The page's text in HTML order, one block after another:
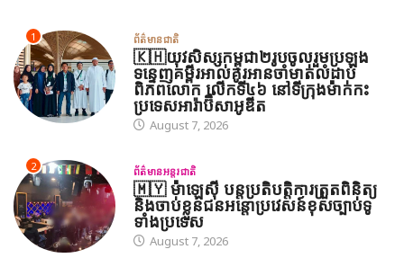
1 ព័ត៌មានជាតិ
🇰🇭យុវសិស្សកម្ពុជា២រូបចូលរួមប្រឡង
ទន្ទេញគម្ពីរអាល់គូរអានចាំមាត់លំដាប់
ពិភពលោក លើកទី៤៦ នៅទីក្រុងម៉ាក់កះ
ប្រទេសអារ៉ាប៊ីសាអូឌីត
August 7, 2026
2 ព័ត៌មានអន្តរជាតិ
🇲🇾 ម៉ាឡេស៊ី បន្តប្រតិបត្តិការត្រួតពិនិត្យ
និងចាប់ខ្លួនជនអន្តោប្រវេសន៍ខុសច្បាប់ទូ
ទាំងប្រទេស
August 7, 2026